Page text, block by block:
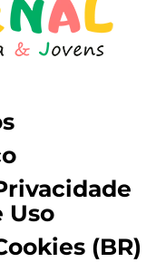
Uso
(BR)